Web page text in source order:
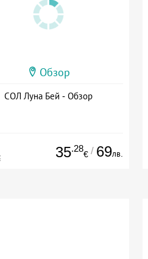
Обзор
СОЛ Луна Бей - Обзор
35.28
€ / 69лв.